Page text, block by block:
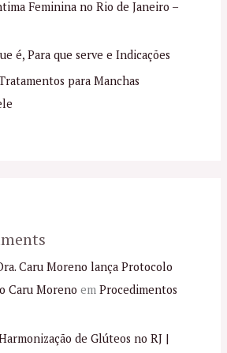
Feminina no Rio de Janeiro –
é, Para que serve e Indicações
para Manchas
Caru Moreno lança Protocolo
Caru Moreno em Procedimentos
de Glúteos no RJ |